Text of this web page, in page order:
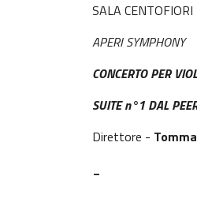
SALA CENTOFIORI
APERI SYMPHONY
CONCERTO PER
SUITE n°1 DAL
Direttore -